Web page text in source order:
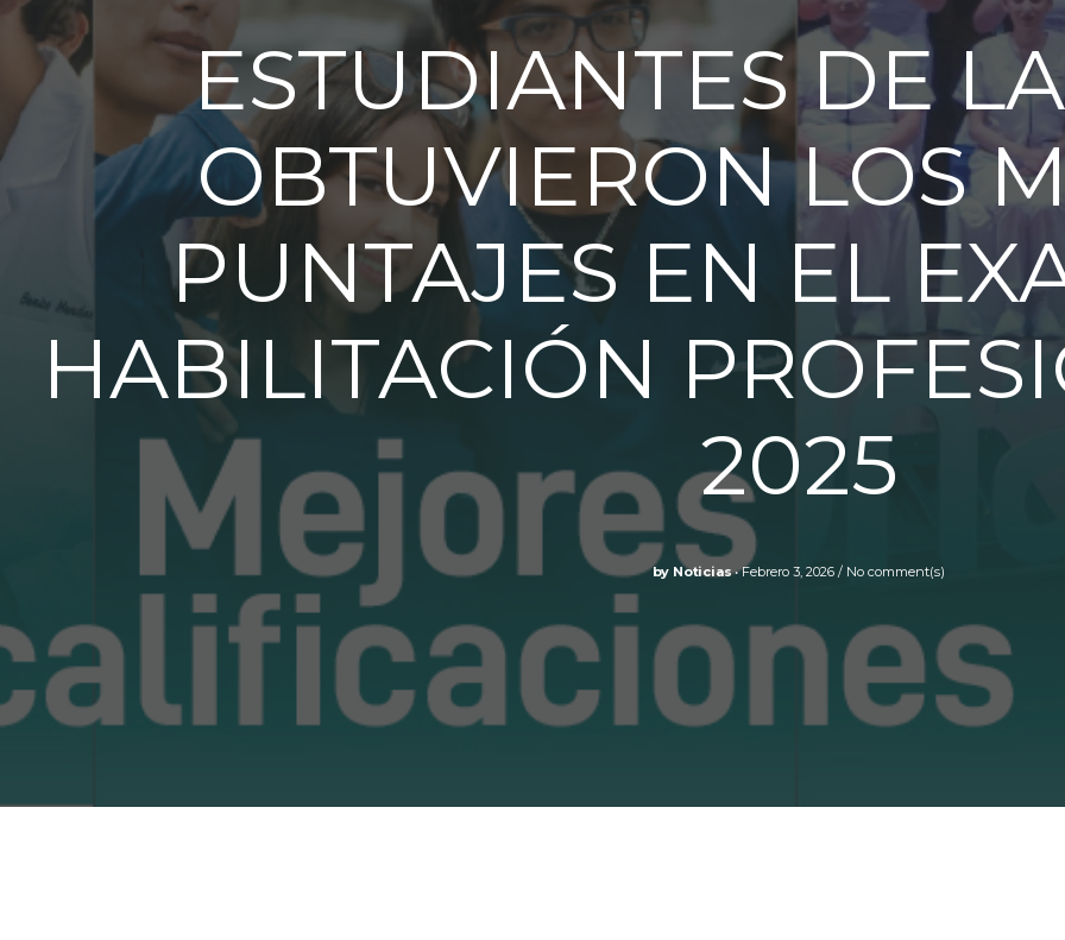
ESTUDIANTES DE
OBTUVIERON LOS
PUNTAJES EN EL
HABILITACIÓN
2025
by Noticias Febrero 3, 2026 No comment(s)